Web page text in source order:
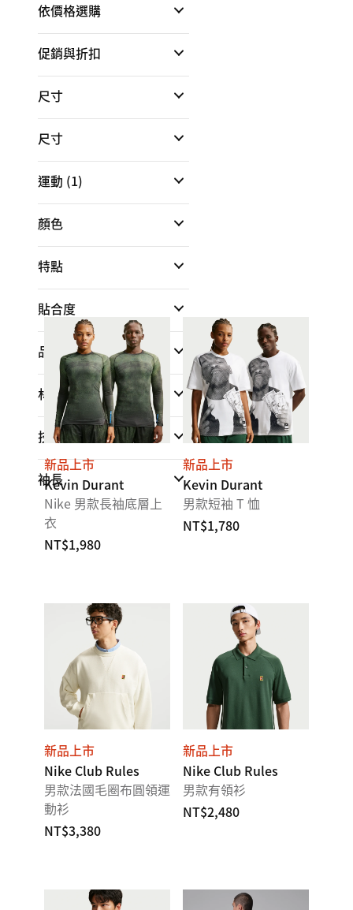
依價格選購
促銷與折扣
尺寸
尺寸
運動 (1)
顏色
特點
貼合度
品牌
材質
技術
袖長
新品上市
Kevin Durant
Nike 男款長袖底層上
衣
NT$1,980
新品上市
Kevin Durant
男款短袖 T 恤
NT$1,780
新品上市
Nike Club Rules
男款法國毛圈布圓領運
動衫
NT$3,380
新品上市
Nike Club Rules
男款有領衫
NT$2,480